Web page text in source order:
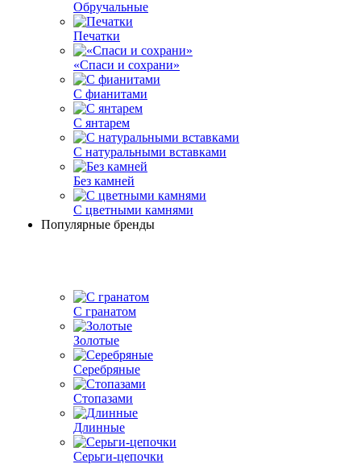
Обручальные
Печатки
«Спаси и сохрани»
С фианитами
С янтарем
С натуральными вставками
Без камней
С цветными камнями
Популярные бренды
С гранатом
Золотые
Серебряные
Стопазами
Длинные
Серьги-цепочки